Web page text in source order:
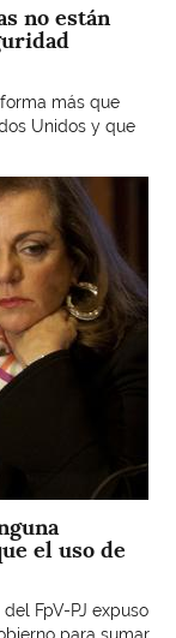
no están
más que
Unidos y que
el uso de
FpV-PJ expuso